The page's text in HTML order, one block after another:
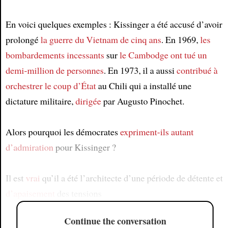
En voici quelques exemples : Kissinger a été accusé d’avoir
prolongéla guerre du Vietnamde cinq ans. En 1969,les
bombardements incessantssurle Cambodgeont tuéun
demi-million de personnes. En 1973, il a aussicontribué à
orchestrerle coup d’Étatau Chili qui a installé une
dictature militaire,dirigéepar Augusto Pinochet.
Alors pourquoi les démocratesexpriment-ils autant
d’admirationpour Kissinger ?
Il est vrai qu’il a été l’architecte d’une période de détente et
Continue the conversation